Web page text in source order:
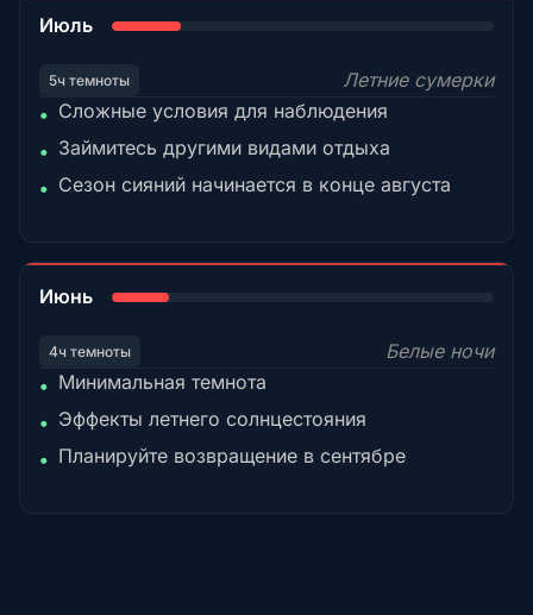
Июль
5ч темноты
Летние сумерки
• Сложные условия для наблюдения
• Займитесь другими видами отдыха
• Сезон сияний начинается в конце августа
Июнь
4ч темноты
Белые ночи
• Минимальная темнота
• Эффекты летнего солнцестояния
• Планируйте возвращение в сентябре